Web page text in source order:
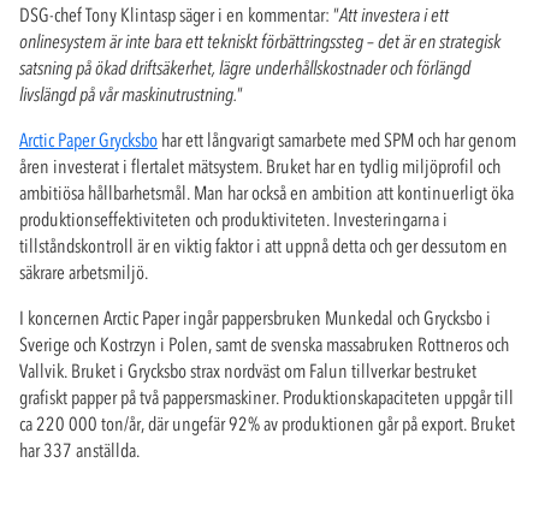
DSG-chef Tony Klintasp säger i en kommentar: ”Att investera i ett
onlinesystem är inte bara ett tekniskt förbättringssteg – det är en strategisk
satsning på ökad driftsäkerhet, lägre underhållskostnader och förlängd
livslängd på vår maskinutrustning.”
Arctic Paper Grycksbo har ett långvarigt samarbete med SPM och har genom
åren investerat i flertalet mätsystem. Bruket har en tydlig miljöprofil och
ambitiösa hållbarhetsmål. Man har också en ambition att kontinuerligt öka
produktionseffektiviteten och produktiviteten. Investeringarna i
tillståndskontroll är en viktig faktor i att uppnå detta och ger dessutom en
säkrare arbetsmiljö.
I koncernen Arctic Paper ingår pappersbruken Munkedal och Grycksbo i
Sverige och Kostrzyn i Polen, samt de svenska massabruken Rottneros och
Vallvik. Bruket i Grycksbo strax nordväst om Falun tillverkar bestruket
grafiskt papper på två pappersmaskiner. Produktionskapaciteten uppgår till
ca 220 000 ton/år, där ungefär 92% av produktionen går på export. Bruket
har 337 anställda.